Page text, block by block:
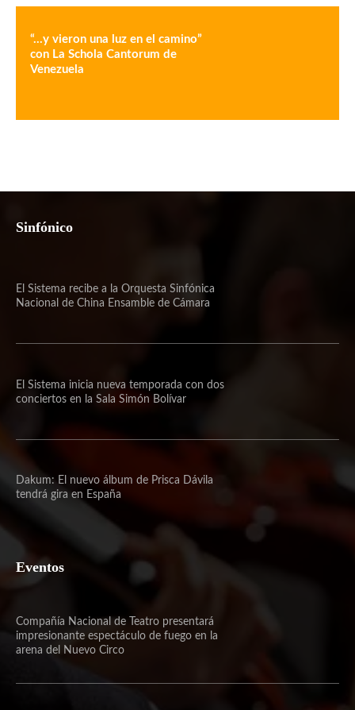
“…y vieron una luz en el camino”
con La Schola Cantorum de
Venezuela
Sinfónico
El Sistema recibe a la Orquesta Sinfónica
Nacional de China Ensamble de Cámara
El Sistema inicia nueva temporada con dos
conciertos en la Sala Simón Bolívar
Dakum: El nuevo álbum de Prisca Dávila
tendrá gira en España
Eventos
Compañía Nacional de Teatro presentará
impresionante espectáculo de fuego en la
arena del Nuevo Circo